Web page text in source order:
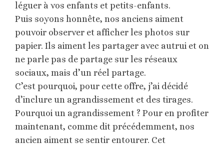
léguer à vos enfants et petits-enfants.
Puis soyons honnête, nos anciens aiment
pouvoir observer et afficher les photos sur
papier. Ils aiment les partager avec autrui et on
ne parle pas de partage sur les réseaux
sociaux, mais d’un réel partage.
C’est pourquoi, pour cette offre, j’ai décidé
d’inclure un agrandissement et des tirages.
Pourquoi un agrandissement ? Pour en profiter
maintenant, comme dit précédemment, nos
ancien aiment se sentir entourer. Cet